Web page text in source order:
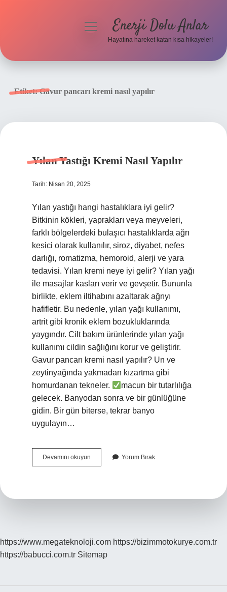
menüyüEnerji Dolu Anlar
Hayatına hareket katan kısa hikayeler!
Etiket:Gavur pancarı kremi nasıl yapılır
Yılan Yastığı Kremi Nasıl Yapılır
Tarih: Nisan 20, 2025
Yılan yastığı hangi hastalıklara iyi gelir?
Bitkinin kökleri, yaprakları veya meyveleri,
farklı bölgelerdeki bulaşıcı hastalıklarda ağrı
kesici olarak kullanılır, siroz, diyabet, nefes
darlığı, romatizma, hemoroid, alerji ve yara
tedavisi. Yılan kremi neye iyi gelir? Yılan yağı
ile masajlar kasları verir ve gevşetir. Bununla
birlikte, eklem iltihabını azaltarak ağrıyı
hafifletir. Bu nedenle, yılan yağı kullanımı,
artrit gibi kronik eklem bozukluklarında
yaygındır. Cilt bakım ürünlerinde yılan yağı
kullanımı cildin sağlığını korur ve geliştirir.
Gavur pancarı kremi nasıl yapılır? Un ve
zeytinyağında yakmadan kızartma gibi
homurdanan tekneler.
macun bir tutarlılığa
gelecek. Banyodan sonra ve bir günlüğüne
gidin. Bir gün biterse, tekrar banyo
uygulayın…
Devamını okuyun
Yastığı
Yorum Bırak
https://www.megateknoloji.com https://bizimmotokurye.com.tr
https://babucci.com.tr Sitemap